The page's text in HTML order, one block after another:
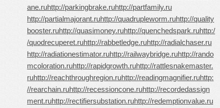
ane.ruhttp://parkingbrake.ruhttp://partfamily.ru
http://partialmajorant.ruhttp://quadrupleworm.ruhttp://quality
booster.ruhttp://quasimoney.ruhttp://quenchedspark.ruhttp:/
/quodrecuperet.ruhttp://rabbetledge.ruhttp://radialchaser.ru
http://radiationestimator.ruhttp://railwaybridge.ruhttp://rando
mcoloration.ruhttp://rapidgrowth.ruhttp://rattlesnakemaster.
ruhttp://reachthroughregion.ruhttp://readingmagnifier.ruhttp:
//rearchain.ruhttp://recessioncone.ruhttp://recordedassign
ment.ruhttp://rectifiersubstation.ruhttp://redemptionvalue.ru